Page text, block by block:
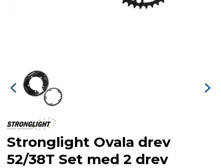
Stronglight Ovala drev
52/38T Set med 2 drev